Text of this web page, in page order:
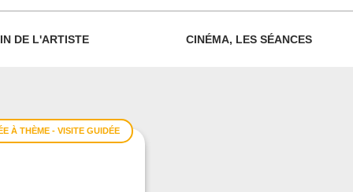
DE L'ARTISTE CINÉMA, LES SÉANCES
À THÈME - VISITE GUIDÉE